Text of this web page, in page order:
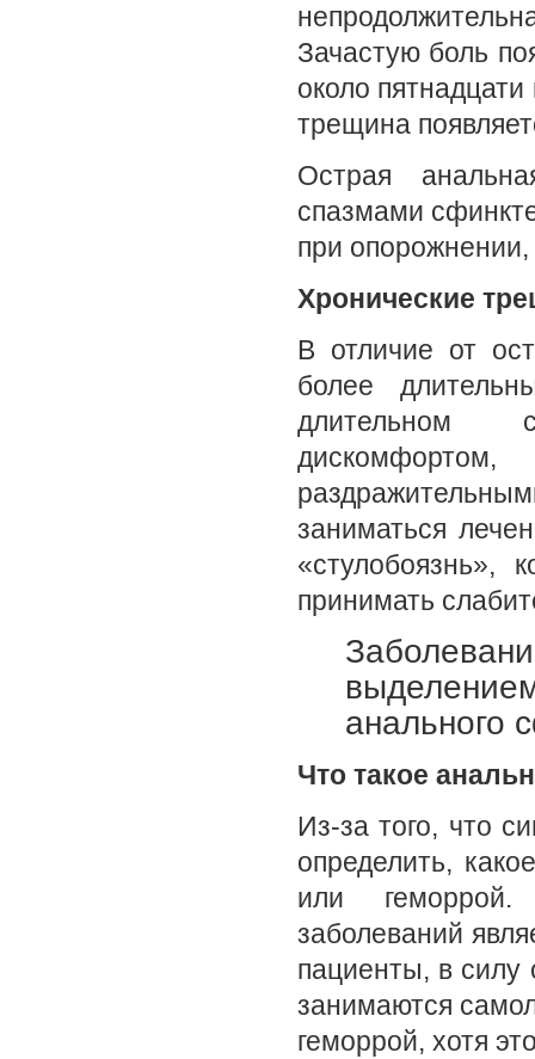
Зачастую боль
около
трещина
Острая
спазмами
при
Хронические
В отличие от
более
длительном
дискомфортом,
заниматься
«стулобоязнь»,
принимать
анального
Что такое
Из-за того, что
определить,
или
заболеваний
пациенты, в силу
занимаются
геморрой, хотя